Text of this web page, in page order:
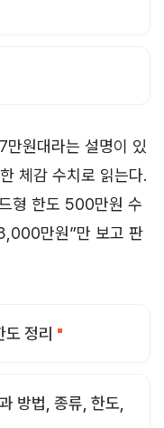
원대라는 설명이 있
체감 수치로 읽는다.
형 한도 500만원 수
만원”만 보고 판
정리
방법, 종류, 한도,